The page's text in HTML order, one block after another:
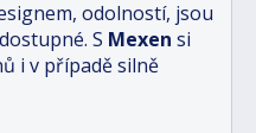
odolností, jsou
S Mexen si
i v případě silně